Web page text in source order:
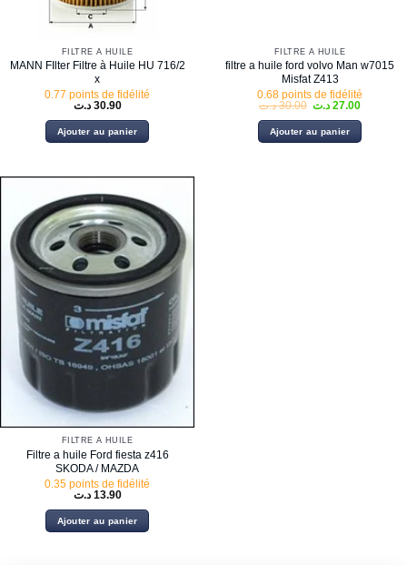
FILTRE À HUILE
MANN FIlter Filtre à Huile HU 716/2
x
0.77 points de fidélité
30.90 د.ت
Ajouter au panier
FILTRE À HUILE
filtre a huile ford volvo Man w7015
Misfat Z413
0.68 points de fidélité
30.00 د.ت
Le
initial
était :
27.00 د.ت
Le
actuel
est :
Ajouter au panier
FILTRE À HUILE
Filtre a huile Ford fiesta z416
SKODA / MAZDA
0.35 points de fidélité
13.90 د.ت
Ajouter au panier